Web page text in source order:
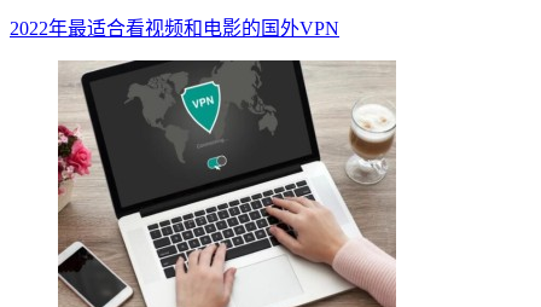
2022年最适合看视频和电影的国外VPN